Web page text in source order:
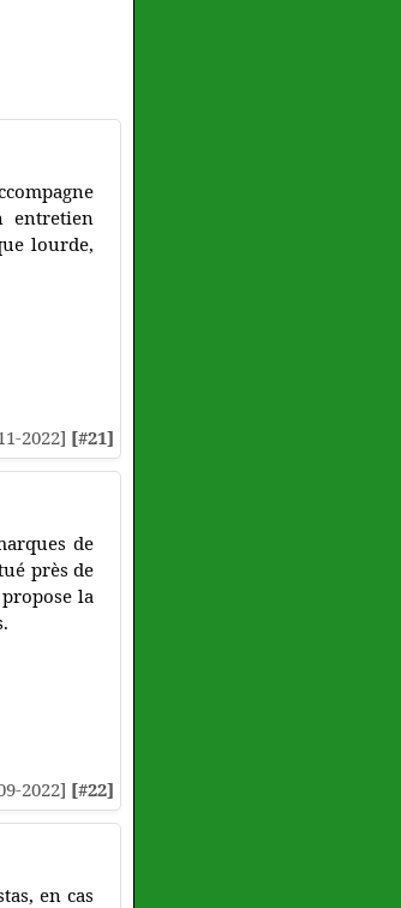
entretien
lourde,
2022] [#21]
de
près de
la
2022] [#22]
en cas